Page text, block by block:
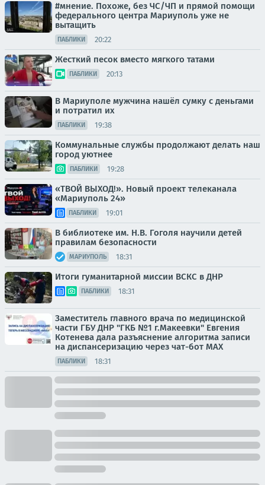
#мнение. Похоже, без ЧС/ЧП и прямой помощи
федерального центра Мариуполь уже не
вытащить
ПАБЛИКИ 20:22
Жесткий песок вместо мягкого татами
ПАБЛИКИ 20:13
В Мариуполе мужчина нашёл сумку с деньгами
и потратил их
ПАБЛИКИ 19:38
Коммунальные службы продолжают делать наш
город уютнее
ПАБЛИКИ 19:28
«ТВОЙ ВЫХОД!». Новый проект телеканала
«Мариуполь 24»
ПАБЛИКИ 19:01
В библиотеке им. Н.В. Гоголя научили детей
правилам безопасности
МАРИУПОЛЬ 18:31
Итоги гуманитарной миссии ВСКС в ДНР
ПАБЛИКИ 18:31
Заместитель главного врача по медицинской
части ГБУ ДНР "ГКБ №1 г.Макеевки" Евгения
Котенева дала разъяснение алгоритма записи
на диспансеризацию через чат-бот МАХ
ПАБЛИКИ 18:31